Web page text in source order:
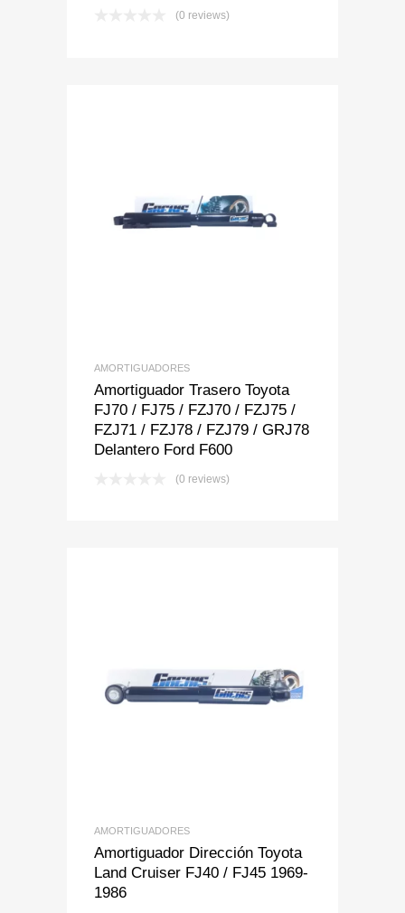
(0 reviews)
Add to Wishlist
Add to Compare
AMORTIGUADORES
Amortiguador Trasero Toyota
FJ70 / FJ75 / FZJ70 / FZJ75 /
FZJ71 / FZJ78 / FZJ79 / GRJ78
Delantero Ford F600
(0 reviews)
Add to Wishlist
Add to Compare
AMORTIGUADORES
Amortiguador Dirección Toyota
Land Cruiser FJ40 / FJ45 1969-
1986